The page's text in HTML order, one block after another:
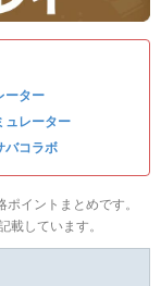
ーター
ュレーター
バコラボ
イントまとめです。
載しています。